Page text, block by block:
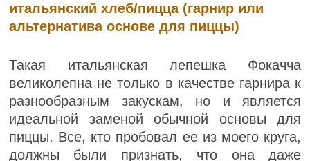
итальянский хлеб/пицца (гарнир или
альтернатива основе для пиццы)
Такая итальянская лепешка Фокачча
великолепна не только в качестве гарнира к
разнообразным закускам, но и является
идеальной заменой обычной основы для
пиццы. Все, кто пробовал ее из моего круга,
должны были признать, что она даже